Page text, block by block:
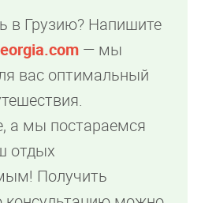
в Грузию? Напишите
— мы
вас оптимальный
а мы постараемся
отдых
Получить